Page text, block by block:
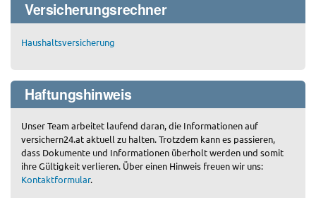
Versicherungsrechner
Haushaltsversicherung
Haftungshinweis
Unser Team arbeitet laufend daran, die Informationen auf
versichern24.at aktuell zu halten. Trotzdem kann es passieren,
dass Dokumente und Informationen überholt werden und somit
ihre Gültigkeit verlieren. Über einen Hinweis freuen wir uns:
Kontaktformular.